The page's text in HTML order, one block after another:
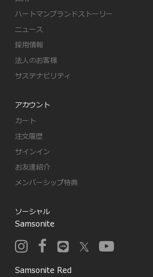
ハートマンブランドストーリー
ニュース
採用情報
法人のお客様
サステナビリティ
アカウント
カート
注文履歴
サインイン
お友達紹介
メンバーシップ特典
ソーシャル
Samsonite
Samsonite Red